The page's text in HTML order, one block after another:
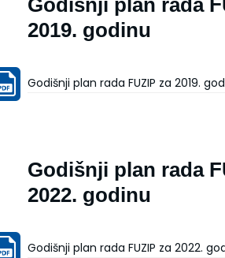
Godišnji plan rada
2019. godinu
Godišnji plan rada FUZIP za 2019.
Godišnji plan rada
2022. godinu
Godišnji plan rada FUZIP za 2022.